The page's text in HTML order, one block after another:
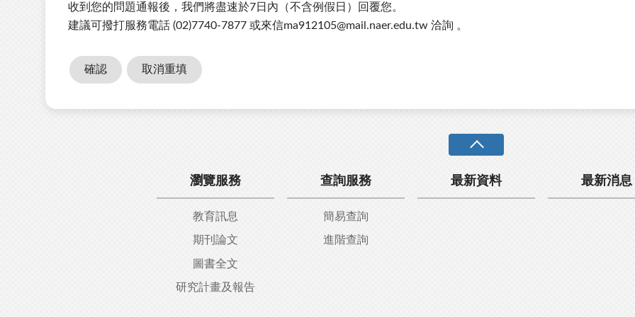
碼
收到您的問題通報後，我們將盡速於7日內（不含例假日）回覆您。
建議可撥打服務電話 (02)7740-7877 或來信ma912105@mail.naer.edu.tw 洽詢 。
瀏覽服務
教育訊息
期刊論文
圖書全文
研究計畫及報告
查詢服務
簡易查詢
進階查詢
最新資料 最新消息